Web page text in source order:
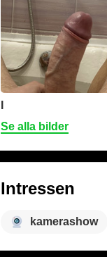
Se alla bilder
Intressen
kamerashow